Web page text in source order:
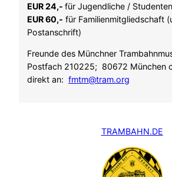
EUR 24,- für Jugendliche /
EUR 60,- für Familienmitgliedschaft
Postanschrift)
Freunde des Münchner
Postfach 210225; 80672 München
direkt an: fmtm@tram.org
TRAMBAHN.DE